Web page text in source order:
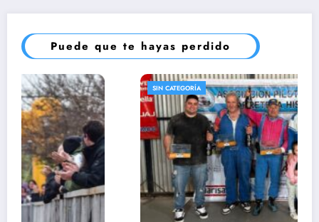
Puede que te hayas perdido
SIN CATEGORÍA